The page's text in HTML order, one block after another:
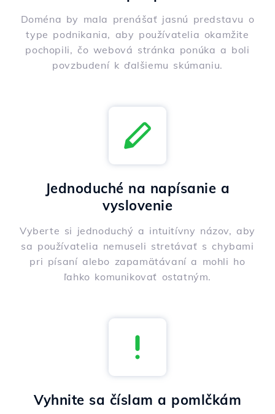
Doména by mala prenášať jasnú predstavu o
type podnikania, aby používatelia okamžite
pochopili, čo webová stránka ponúka a boli
povzbudení k ďalšiemu skúmaniu.
Jednoduché na napísanie a
vyslovenie
Vyberte si jednoduchý a intuitívny názov, aby
sa používatelia nemuseli stretávať s chybami
pri písaní alebo zapamätávaní a mohli ho
ľahko komunikovať ostatným.
Vyhnite sa číslam a pomlčkám